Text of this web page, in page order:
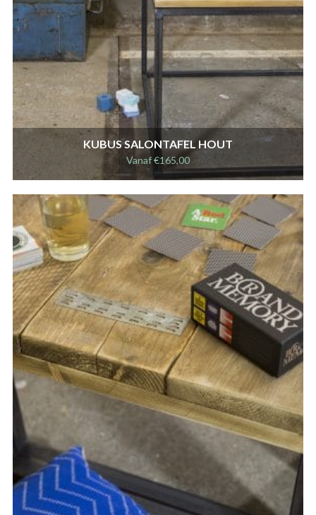
KUBUS SALONTAFEL HOUT
Vanaf€165,00